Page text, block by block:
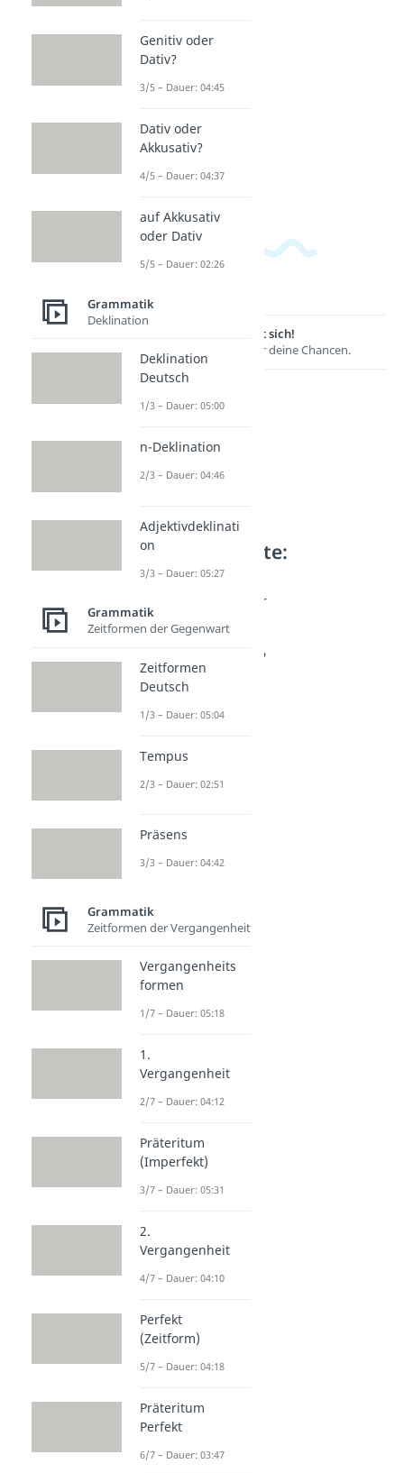
Lernen lohnt sich!
Entdecke hier deine Chancen.
Weitere Inhalte:
Grammatik
Komma bei und/oder
Komma vor "und"
Dauer: 04:57
Komma vor "oder"
Dauer: 05:04
und dass Komma
Dauer: 02:22
Genitiv oder
Dativ?
3/5 – Dauer: 04:45
Dativ oder
Akkusativ?
4/5 – Dauer: 04:37
auf Akkusativ
oder Dativ
5/5 – Dauer: 02:26
Grammatik
Deklination
Deklination
Deutsch
1/3 – Dauer: 05:00
n-Deklination
2/3 – Dauer: 04:46
Adjektivdeklinati
on
3/3 – Dauer: 05:27
Grammatik
Zeitformen der Gegenwart
Zeitformen
Deutsch
1/3 – Dauer: 05:04
Tempus
2/3 – Dauer: 02:51
Präsens
3/3 – Dauer: 04:42
Grammatik
Zeitformen der Vergangenheit
Vergangenheits
formen
1/7 – Dauer: 05:18
1.
Vergangenheit
2/7 – Dauer: 04:12
Präteritum
(Imperfekt)
3/7 – Dauer: 05:31
2.
Vergangenheit
4/7 – Dauer: 04:10
Perfekt
(Zeitform)
5/7 – Dauer: 04:18
Präteritum
Perfekt
6/7 – Dauer: 03:47